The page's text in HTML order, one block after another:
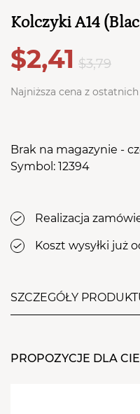
Kolczyki A14
$2,41 $3,79
Najniższa cena z
Brak na magazynie -
Symbol: 12394
Realizacja
Koszt wysyłki już
SZCZEGÓŁY
imitującym brylant
przyjazne dla skóry.
PROPOZYCJE DLA